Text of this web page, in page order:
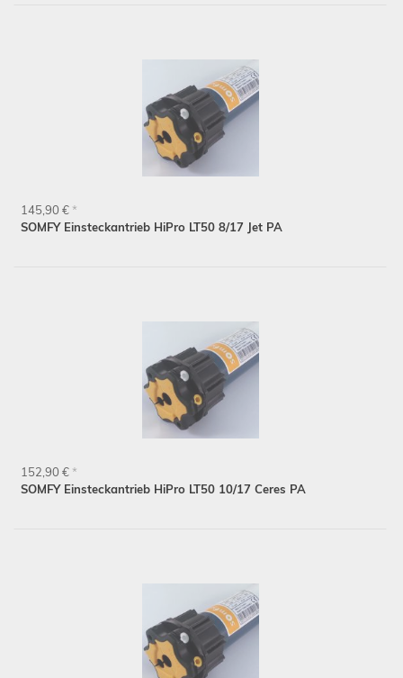
SOMFY Einsteckantrieb HiPro LT50 8/17 Jet PA
145,90 € *
SOMFY Einsteckantrieb HiPro LT50 10/17 Ceres PA
152,90 € *